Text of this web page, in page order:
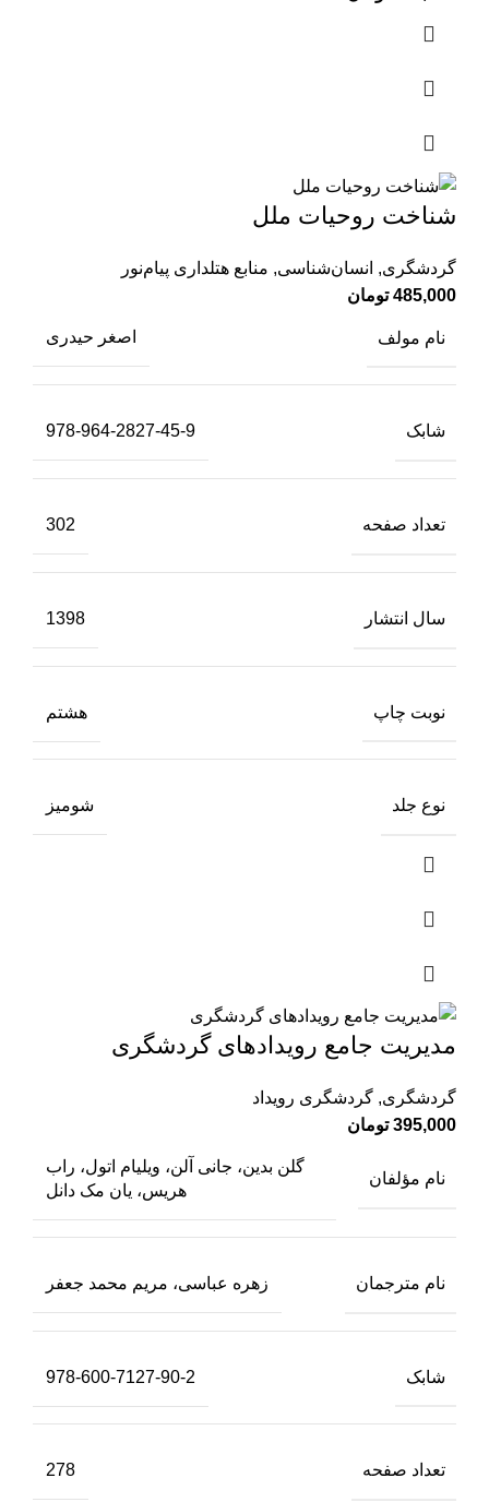
شناخت روحیات ملل
گردشگری, انسان‌شناسی, منابع هتلداری پیام‌نور
485,000 تومان
نام مولف اصغر حیدری
شابک 978-964-2827-45-9
تعداد صفحه 302
سال انتشار 1398
نوبت چاپ هشتم
نوع جلد شومیز
مدیریت جامع رویدادهای گردشگری
گردشگری, گردشگری رویداد
395,000 تومان
نام مؤلفان
گلن بدین، جانی آلن، ویلیام اتول، راب
هریس، یان مک دانل
نام مترجمان زهره عباسی، مریم محمد جعفر
شابک 978-600-7127-90-2
تعداد صفحه 278